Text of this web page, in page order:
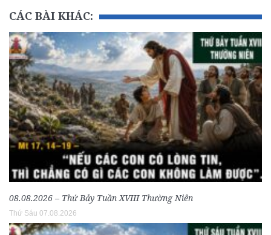
CÁC BÀI KHÁC:
08.08.2026 – Thứ Bảy Tuần XVIII Thường Niên
Thứ Sáu 07.08.2026